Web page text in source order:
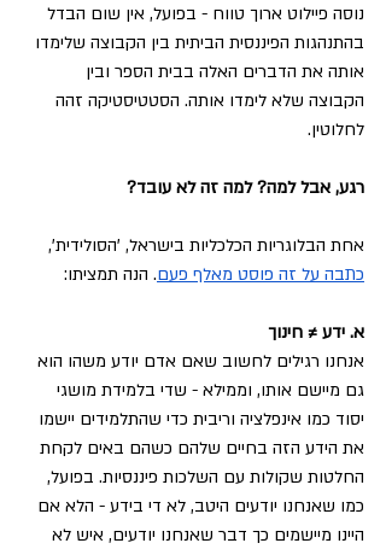
נוסה פיילוט ארוך טווח - בפועל, אין שום הבדל
בהתנהגות הפיננסית הביתית בין הקבוצה שלימדו
אותה את הדברים האלה בבית הספר ובין
הקבוצה שלא לימדו אותה. הסטטיסטיקה זהה
לחלוטין.
רגע, אבל למה? למה זה לא עובד?
אחת הבלוגריות הכלכליות בישראל, 'הסולידית',
כתבה על זה פוסט מאלף פעם. הנה תמציתו:
א. ידע ≠ חינוך
אנחנו רגילים לחשוב שאם אדם יודע משהו הוא
גם מיישם אותו, וממילא - שדי בלמידת מושגי
יסוד כמו אינפלציה וריבית כדי שהתלמידים יישמו
את הידע הזה בחיים שלהם כשהם באים לקחת
החלטות שקולות עם השלכות פיננסיות. בפועל,
כמו שאנחנו יודעים היטב, לא די בידע - הלא אם
היינו מיישמים כך דבר שאנחנו יודעים, איש לא